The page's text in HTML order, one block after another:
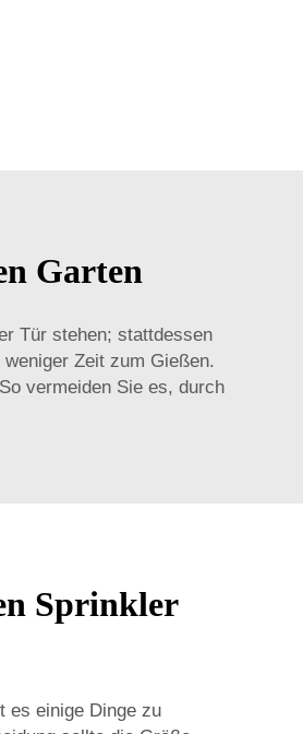
Garten
Tür stehen; stattdessen
Zeit zum Gießen.
vermeiden Sie es, durch
Sprinkler
es einige Dinge zu